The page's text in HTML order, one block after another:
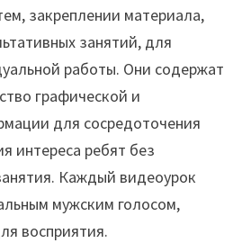
закреплении материала,
занятий, для
работы. Они содержат
графической и
для сосредоточения
интереса ребят без
Каждый видеоурок
мужским голосом,
восприятия.